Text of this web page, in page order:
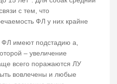
с тем, что
ФЛ у них крайне
ФЛ имеют подстадию а,
– увеличение
всего поражаются ЛУ
вовлечены и любые